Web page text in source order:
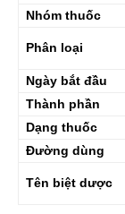
Nhóm thuốc
Phân loại
Ngày bắt đầu
Thành phần
Dạng thuốc
Đường dùng
Tên biệt dược